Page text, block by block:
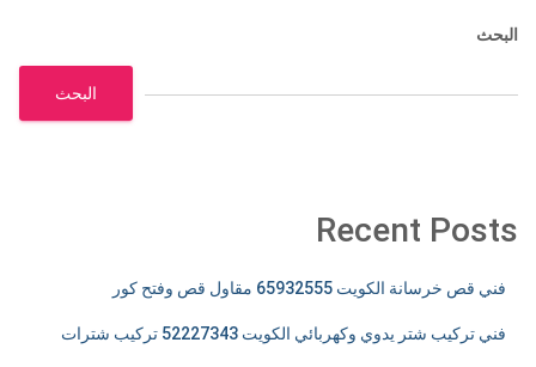
البحث
البحث
Recent Posts
فني قص خرسانة الكويت 65932555 مقاول قص وفتح كور
فني تركيب شتر يدوي وكهربائي الكويت 52227343 تركيب شترات